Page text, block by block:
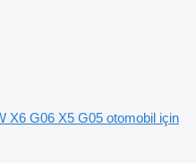
X6 G06 X5 G05 otomobil için